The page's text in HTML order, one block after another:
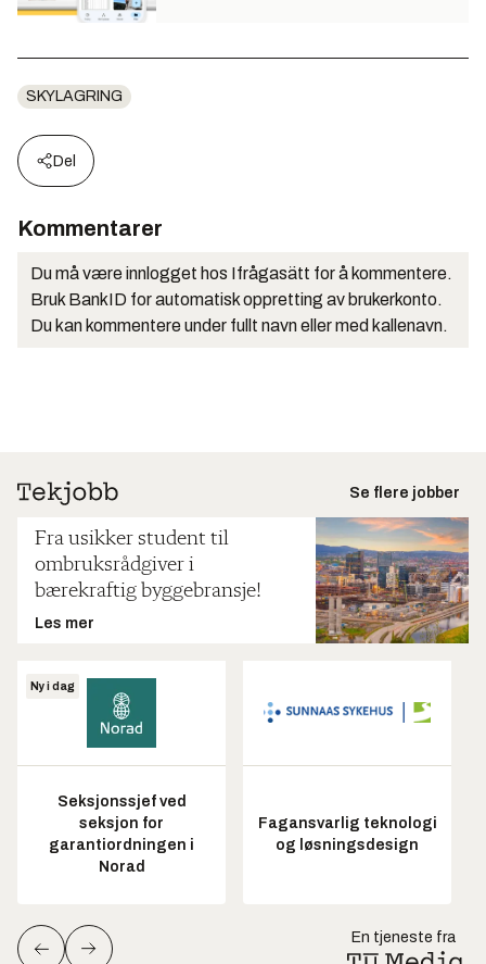
SKYLAGRING
Del
Kommentarer
Du må være innlogget hos Ifrågasätt for å kommentere.
Bruk BankID for automatisk oppretting av brukerkonto.
Du kan kommentere under fullt navn eller med kallenavn.
Se flere jobber
Fra usikker student til
ombruksrådgiver i
bærekraftig byggebransje!
Les mer
Ny i dag
Seksjonssjef ved
seksjon for
garantiordningen i
Norad
Fagansvarlig teknologi
og løsningsdesign
En tjeneste fra